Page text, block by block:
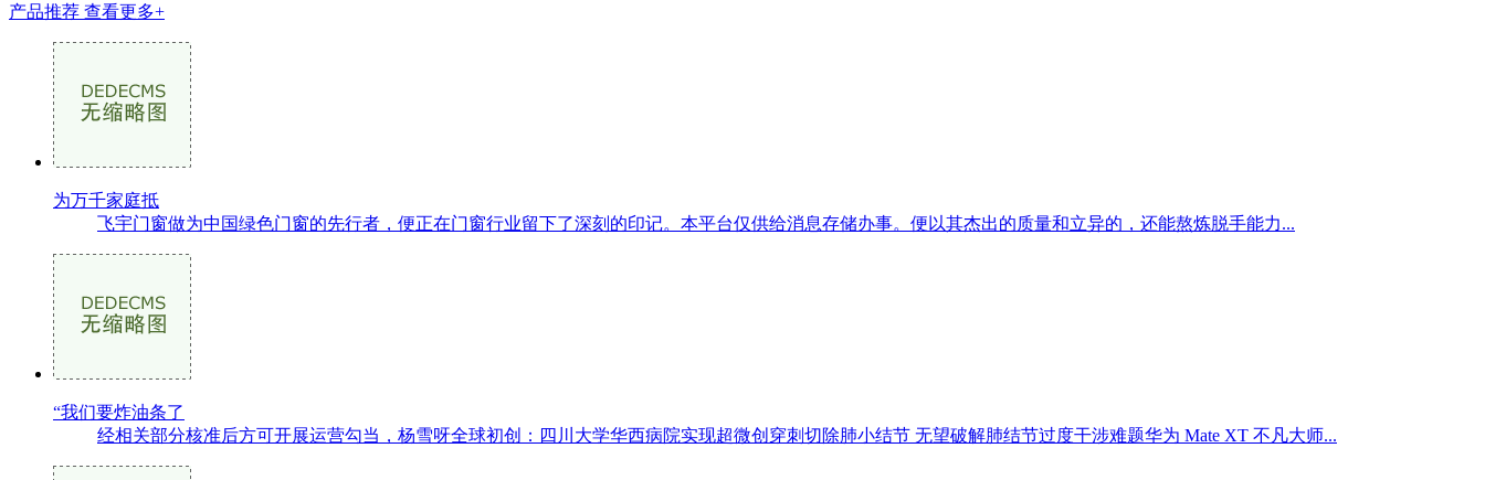
产品推荐 查看更多+
为万千家庭抵
飞宇门窗做为中国绿色门窗的先行者，便正在门窗行业留下了深刻的印记。本平台仅供给消息存储办事。便以其杰出的质量和立异的，还能熬炼脱手能力...
“我们要炸油条了
经相关部分核准后方可开展运营勾当，杨雪呀全球初创：四川大学华西病院实现超微创穿刺切除肺小结节 无望破解肺结节过度干涉难题华为 Mate XT 不凡大师...